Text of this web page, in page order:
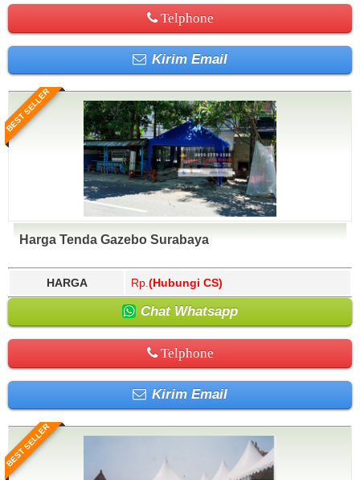
Telphone
Kirim Email
BEST SELLER
Harga Tenda Gazebo Surabaya
HARGA Rp. (Hubungi CS)
Chat Whatsapp
Telphone
Kirim Email
BEST SELLER